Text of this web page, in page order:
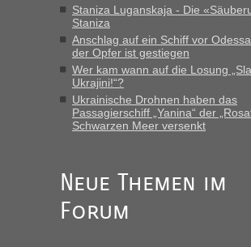
Staniza Luganskaja - Die
Staniza
Anschlag auf ein Schiff vor
der Opfer ist gestiegen
Wer kam wann auf die Losung
Ukrajini!“?
Ukrainische Drohnen haben das
Passagierschiff „Yanina“ der
Schwarzen Meer versenkt
Neue Themen im
Forum